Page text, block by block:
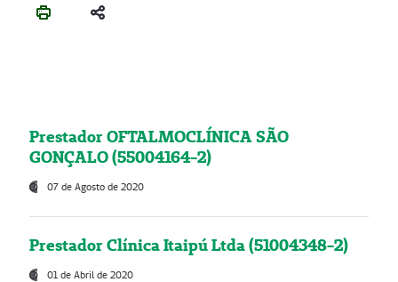
Prestador OFTALMOCLÍNICA SÃO
GONÇALO (55004164-2)
07 de Agosto de 2020
Prestador Clínica Itaipú Ltda (51004348-2)
01 de Abril de 2020